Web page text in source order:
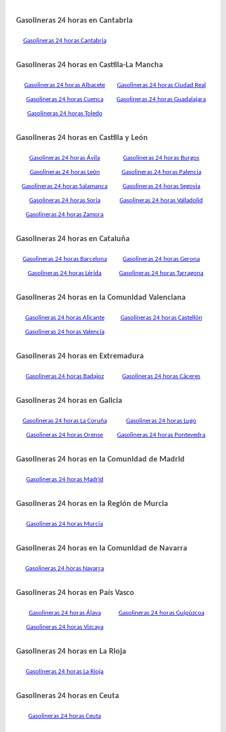
Gasolineras 24 horas en Cantabria
Gasolineras 24 horas Cantabria
Gasolineras 24 horas en Castilla-La Mancha
Gasolineras 24 horas Albacete Gasolineras 24 horas Ciudad Real
Gasolineras 24 horas Cuenca Gasolineras 24 horas Guadalajara
Gasolineras 24 horas Toledo
Gasolineras 24 horas en Castilla y León
Gasolineras 24 horas Ávila Gasolineras 24 horas Burgos
Gasolineras 24 horas León Gasolineras 24 horas Palencia
Gasolineras 24 horas Salamanca Gasolineras 24 horas Segovia
Gasolineras 24 horas Soria Gasolineras 24 horas Valladolid
Gasolineras 24 horas Zamora
Gasolineras 24 horas en Cataluña
Gasolineras 24 horas Barcelona Gasolineras 24 horas Gerona
Gasolineras 24 horas Lérida Gasolineras 24 horas Tarragona
Gasolineras 24 horas en la Comunidad Valenciana
Gasolineras 24 horas Alicante Gasolineras 24 horas Castellón
Gasolineras 24 horas Valencia
Gasolineras 24 horas en Extremadura
Gasolineras 24 horas Badajoz Gasolineras 24 horas Cáceres
Gasolineras 24 horas en Galicia
Gasolineras 24 horas La Coruña Gasolineras 24 horas Lugo
Gasolineras 24 horas Orense Gasolineras 24 horas Pontevedra
Gasolineras 24 horas en la Comunidad de Madrid
Gasolineras 24 horas Madrid
Gasolineras 24 horas en la Región de Murcia
Gasolineras 24 horas Murcia
Gasolineras 24 horas en la Comunidad de Navarra
Gasolineras 24 horas Navarra
Gasolineras 24 horas en País Vasco
Gasolineras 24 horas Álava Gasolineras 24 horas Guipúzcoa
Gasolineras 24 horas Vizcaya
Gasolineras 24 horas en La Rioja
Gasolineras 24 horas La Rioja
Gasolineras 24 horas en Ceuta
Gasolineras 24 horas Ceuta